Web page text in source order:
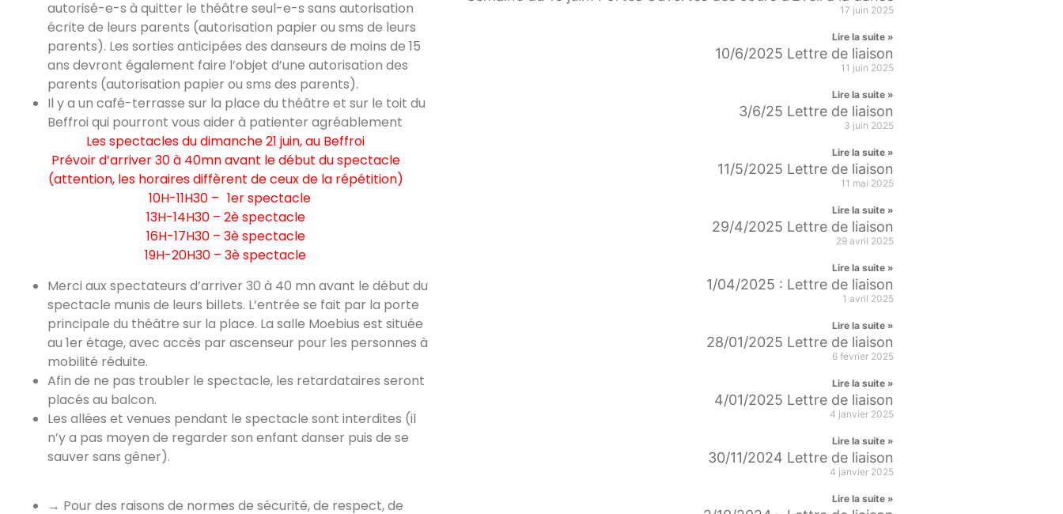
autorisé-e-s à quitter le théâtre seul-e-s sans autorisation
écrite de leurs parents (autorisation papier ou sms de leurs
parents). Les sorties anticipées des danseurs de moins de 15
ans devront également faire l’objet d’une autorisation des
parents (autorisation papier ou sms des parents).
Il y a un café-terrasse sur la place du théâtre et sur le toit du
Beffroi qui pourront vous aider à patienter agréablement
Les spectacles du dimanche 21 juin, au Beffroi
Prévoir d’arriver 30 à 40mn avant le début du spectacle
(attention, les horaires diffèrent de ceux de la répétition)
10H-11H30 – 1er spectacle
13H-14H30 – 2è spectacle
16H-17H30 – 3è spectacle
19H-20H30 – 3è spectacle
Merci aux spectateurs d’arriver 30 à 40 mn avant le début du
spectacle munis de leurs billets. L’entrée se fait par la porte
principale du théâtre sur la place. La salle Moebius est située
au 1er étage, avec accès par ascenseur pour les personnes à
mobilité réduite.
Afin de ne pas troubler le spectacle, les retardataires seront
placés au balcon.
Les allées et venues pendant le spectacle sont interdites (il
n’y a pas moyen de regarder son enfant danser puis de se
sauver sans gêner).
→ Pour des raisons de normes de sécurité, de respect, de
17 juin 2025
Lire la suite »
10/6/2025 Lettre de liaison
11 juin 2025
Lire la suite »
3/6/25 Lettre de liaison
3 juin 2025
Lire la suite »
11/5/2025 Lettre de liaison
11 mai 2025
Lire la suite »
29/4/2025 Lettre de liaison
29 avril 2025
Lire la suite »
1/04/2025 : Lettre de liaison
1 avril 2025
Lire la suite »
28/01/2025 Lettre de liaison
6 février 2025
Lire la suite »
4/01/2025 Lettre de liaison
4 janvier 2025
Lire la suite »
30/11/2024 Lettre de liaison
4 janvier 2025
Lire la suite »